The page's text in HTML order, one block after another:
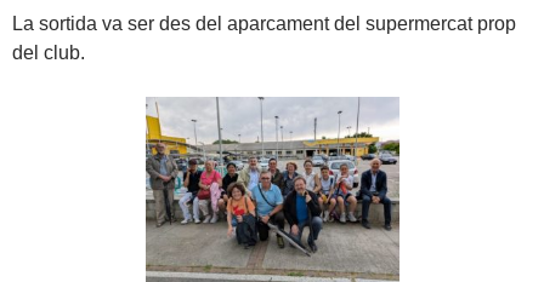
La sortida va ser des del aparcament del supermercat prop
del club.